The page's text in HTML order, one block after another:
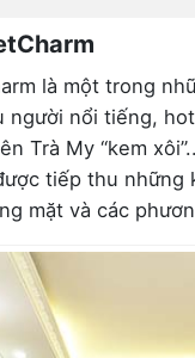
là một trong
người nổi tiếng,
Trà My “kem
tiếp thu
mặt và các